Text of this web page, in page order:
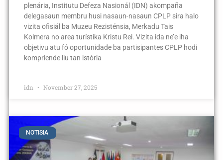
plenária, Institutu Defeza Nasionál (IDN) akompaña
delegasaun membru husi nasaun-nasaun CPLP sira halo
vizita ofisiál ba Muzeu Rezisténsia, Merkadu Tais
Kolmera no area turístika Kristu Rei. Vizita ida ne’e iha
objetivu atu fó oportunidade ba partisipantes CPLP hodi
kompriende liu tan istória
idn November 27, 2025
NOTISIA